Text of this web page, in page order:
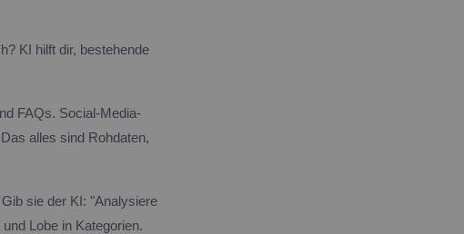
KI hilft dir, bestehende
FAQs. Social-Media-
alles sind Rohdaten,
sie der KI: "Analysiere
Lobe in Kategorien.